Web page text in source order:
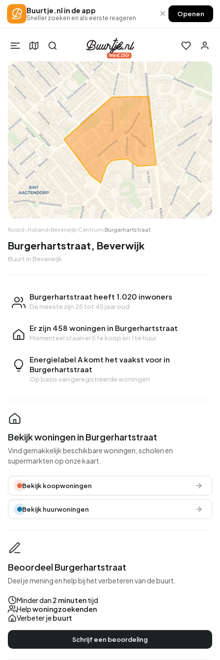
Buurtje.nl in de app
Sneller zoeken en als eerste reageren × Openen
Win €250!
Noord-Holland›Beverwijk›Centrum›Burgerhartstraat
Burgerhartstraat, Beverwijk
Buurt in Beverwijk
Burgerhartstraat heeft 1.020 inwoners
De meeste zijn 25 tot 45 jaar oud
Er zijn 458 woningen in Burgerhartstraat
Momenteel staan er5 te koop en 1 te huur
Energielabel A komt het vaakst voor in
Burgerhartstraat
Op basis van geregistreerde woningen
Bekijk woningen in Burgerhartstraat
Vind gemakkelijk beschikbare woningen, scholen en
supermarkten op onze kaart.
Bekijk koopwoningen
Bekijk huurwoningen
Beoordeel Burgerhartstraat
Deel je mening en help bij het verbeteren van de buurt.
Minder dan 2 minutentijd
Helpwoningzoekenden
Verbeter jebuurt
Schrijf een beoordeling